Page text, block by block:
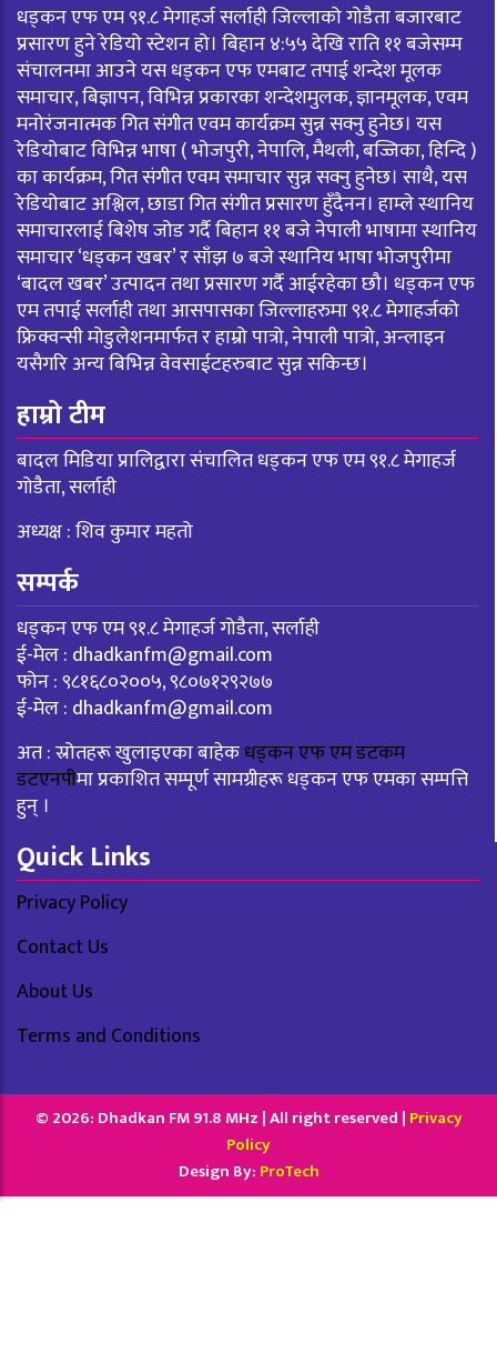
धड्कन एफ एम ९१.८ मेगाहर्ज सर्लाही जिल्लाको गोडैता बजारबाट
प्रसारण हुने रेडियो स्टेशन हो। बिहान ४:५५ देखि राति ११ बजेसम्म
संचालनमा आउने यस धड्कन एफ एमबाट तपाई शन्देश मूलक
समाचार, बिज्ञापन, विभिन्न प्रकारका शन्देशमुलक, ज्ञानमूलक, एवम
मनोरंजनात्मक गित संगीत एवम कार्यक्रम सुन्न सक्नु हुनेछ। यस
रेडियोबाट विभिन्न भाषा ( भोजपुरी, नेपालि, मैथली, बज्जिका, हिन्दि )
का कार्यक्रम, गित संगीत एवम समाचार सुन्न सक्नु हुनेछ। साथै, यस
रेडियोबाट अश्लिल, छाडा गित संगीत प्रसारण हुँदैनन। हाम्ले स्थानिय
समाचारलाई बिशेष जोड गर्दै बिहान ११ बजे नेपाली भाषामा स्थानिय
समाचार ‘धड्कन खबर’ र साँझ ७ बजे स्थानिय भाषा भोजपुरीमा
‘बादल खबर’ उत्पादन तथा प्रसारण गर्दै आईरहेका छौ। धड्कन एफ
एम तपाई सर्लाही तथा आसपासका जिल्लाहरुमा ९१.८ मेगाहर्जको
फ्रिक्वन्सी मोडुलेशनमार्फत र हाम्रो पात्रो, नेपाली पात्रो, अन्लाइन
यसैगरि अन्य बिभिन्न वेवसाईटहरुबाट सुन्न सकिन्छ।
हाम्रो टीम
बादल मिडिया प्रालिद्वारा संचालित धड्कन एफ एम ९१.८ मेगाहर्ज
गोडैता, सर्लाही
अध्यक्ष : शिव कुमार महतो
सम्पर्क
धड्कन एफ एम ९१.८ मेगाहर्ज गोडैता, सर्लाही
ई-मेल : dhadkanfm@gmail.com
फोन : ९८१६८०२००५, ९८०७१२९२७७
ई-मेल : dhadkanfm@gmail.com
अत : स्रोतहरू खुलाइएका बाहेकधड्कन एफ एम डटकम
डटएनपीमा प्रकाशित सम्पूर्ण सामग्रीहरू धड्कन एफ एमका सम्पत्ति
हुन् ।
Quick Links
Privacy Policy
Contact Us
About Us
Terms and Conditions
© 2026: Dhadkan FM 91.8 MHz | All right reserved | Privacy
Policy
Design By: ProTech